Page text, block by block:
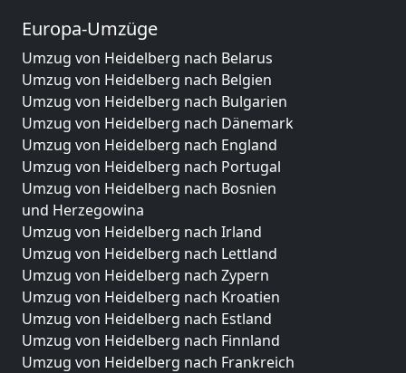
Europa-Umzüge
Umzug von Heidelberg nach Belarus
Umzug von Heidelberg nach Belgien
Umzug von Heidelberg nach Bulgarien
Umzug von Heidelberg nach Dänemark
Umzug von Heidelberg nach England
Umzug von Heidelberg nach Portugal
Umzug von Heidelberg nach Bosnien
und Herzegowina
Umzug von Heidelberg nach Irland
Umzug von Heidelberg nach Lettland
Umzug von Heidelberg nach Zypern
Umzug von Heidelberg nach Kroatien
Umzug von Heidelberg nach Estland
Umzug von Heidelberg nach Finnland
Umzug von Heidelberg nach Frankreich